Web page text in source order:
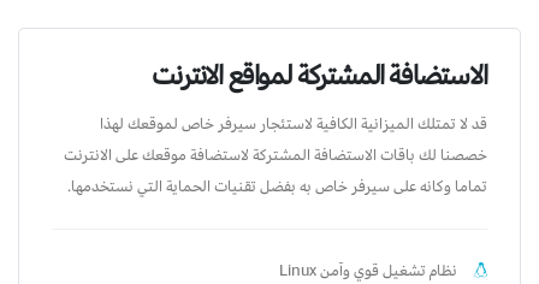
الاستضافة المشتركة لمواقع الانترنت
قد لا تمتلك الميزانية الكافية لاستئجار سيرفر خاص لموقعك لهذا
خصصنا لك باقات الاستضافة المشتركة لاستضافة موقعك على الانترنت
تماما وكانه على سيرفر خاص به بفضل تقنيات الحماية التي نستخدمها.
نظام تشغيل قوي وآمن Linux